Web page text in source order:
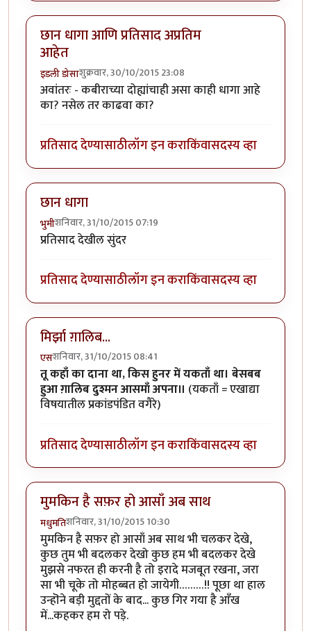
छान धागा आणि प्रतिसाद अप्रतिम
आहेत
इडली डोसाशुक्रवार, 30/10/2015 23:08
अवांतरः - कबीराच्या दोह्यांचाही असा काही धागा आहे
का? नसेल तर काढवा का?
प्रतिसाद देण्यासाठीलॉग इन कराकिंवासदस्य व्हा
छान धागा
भुमीशनिवार, 31/10/2015 07:19
प्रतिसाद देखील सुंदर
प्रतिसाद देण्यासाठीलॉग इन कराकिंवासदस्य व्हा
मिर्झा ग़ालिब...
एसशनिवार, 31/10/2015 08:41
तू कहाँ का दाना था, किस हुनर में यकताँ था। बेसबब
हुआ ग़ालिब दुश्मन आसमाँ अपना॥ (यकताँ = एखाद्या
विषयातील प्रकांडपंडित वगैरे)
प्रतिसाद देण्यासाठीलॉग इन कराकिंवासदस्य व्हा
मुमकिन है सफ़र हो आसाँ अब साथ
मधुमतिशनिवार, 31/10/2015 10:30
मुमकिन है सफ़र हो आसाँ अब साथ भी चलकर देखे,
कुछ तुम भी बदलकर देखो कुछ हम भी बदलकर देखे
मुझसे नफरत ही करनी है तो इरादे मजबूत रखना, जरा
सा भी चूके तो मोहब्बत हो जायेगी………!! पूछा था हाल
उन्हॊने बड़ी मुद्दतों के बाद... कुछ गिर गया है आँख
में...कहकर हम रो पड़े.